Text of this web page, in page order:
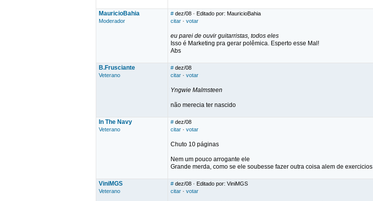
MauricioBahia
Moderador
# dez/08 · Editado por: MauricioBahia
citar · votar
eu parei de ouvir guitarristas, todos eles
Isso é Marketing pra gerar polêmica. Esperto esse Mal!
Abs
B.Frusciante
Veterano
# dez/08
citar · votar
Yngwie Malmsteen
não merecia ter nascido
In The Navy
Veterano
# dez/08
citar · votar
Chuto 10 páginas
Nem um pouco arrogante ele
Grande merda, como se ele soubesse fazer outra coisa alem de exercicios
ViniMGS
Veterano
# dez/08 · Editado por: ViniMGS
citar · votar